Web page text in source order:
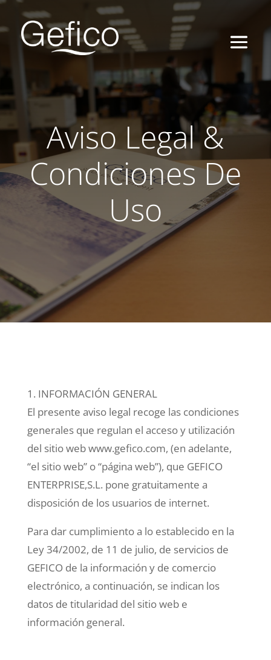
Aviso Legal &
Condiciones De
Uso
1. INFORMACIÓN GENERAL
El presente aviso legal recoge las condiciones
generales que regulan el acceso y utilización
del sitio web www.gefico.com, (en adelante,
“el sitio web” o “página web”), que GEFICO
ENTERPRISE,S.L. pone gratuitamente a
disposición de los usuarios de internet.
Para dar cumplimiento a lo establecido en la
Ley 34/2002, de 11 de julio, de servicios de
GEFICO de la información y de comercio
electrónico, a continuación, se indican los
datos de titularidad del sitio web e
información general.